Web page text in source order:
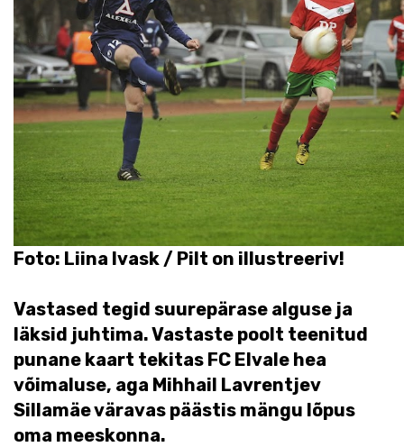
Foto: Liina Ivask / Pilt on illustreeriv!
Vastased tegid suurepärase alguse ja
läksid juhtima. Vastaste poolt teenitud
punane kaart tekitas FC Elvale hea
võimaluse, aga Mihhail Lavrentjev
Sillamäe väravas päästis mängu lõpus
oma meeskonna.